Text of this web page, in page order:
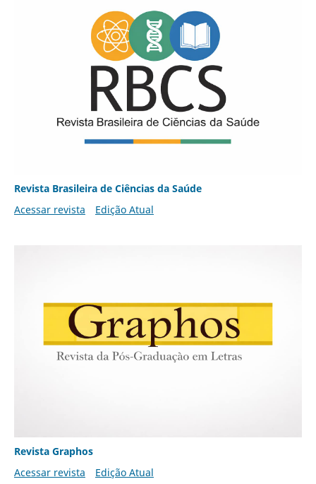
Revista Brasileira de Ciências da Saúde
Acessar revista
Edição Atual
Revista Graphos
Acessar revista
Edição Atual